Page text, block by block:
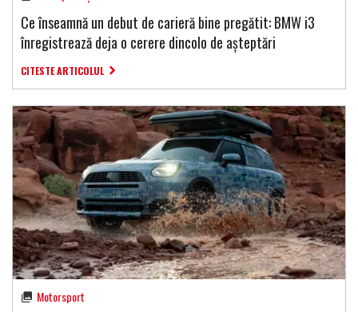
Ce înseamnă un debut de carieră bine pregătit: BMW i3
înregistrează deja o cerere dincolo de așteptări
CITESTE ARTICOLUL
Motorsport